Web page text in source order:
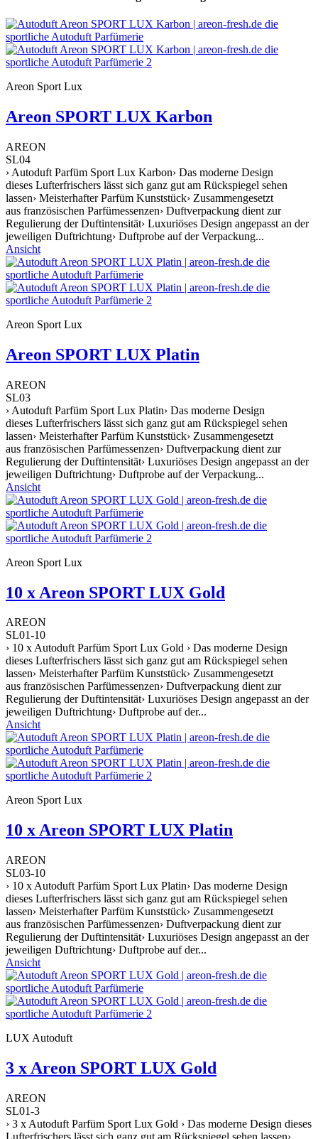
Areon Sport Lux
Areon SPORT LUX Karbon
AREON
SL04
› Autoduft Parfüm Sport Lux Karbon› Das moderne Design
dieses Lufterfrischers lässt sich ganz gut am Rückspiegel sehen
lassen› Meisterhafter Parfüm Kunststück› Zusammengesetzt
aus französischen Parfümessenzen› Duftverpackung dient zur
Regulierung der Duftintensität› Luxuriöses Design angepasst an der
jeweiligen Duftrichtung› Duftprobe auf der Verpackung...
Ansicht
Areon Sport Lux
Areon SPORT LUX Platin
AREON
SL03
› Autoduft Parfüm Sport Lux Platin› Das moderne Design
dieses Lufterfrischers lässt sich ganz gut am Rückspiegel sehen
lassen› Meisterhafter Parfüm Kunststück› Zusammengesetzt
aus französischen Parfümessenzen› Duftverpackung dient zur
Regulierung der Duftintensität› Luxuriöses Design angepasst an der
jeweiligen Duftrichtung› Duftprobe auf der Verpackung...
Ansicht
Areon Sport Lux
10 x Areon SPORT LUX Gold
AREON
SL01-10
› 10 x Autoduft Parfüm Sport Lux Gold › Das moderne Design
dieses Lufterfrischers lässt sich ganz gut am Rückspiegel sehen
lassen› Meisterhafter Parfüm Kunststück› Zusammengesetzt
aus französischen Parfümessenzen› Duftverpackung dient zur
Regulierung der Duftintensität› Luxuriöses Design angepasst an der
jeweiligen Duftrichtung› Duftprobe auf der...
Ansicht
Areon Sport Lux
10 x Areon SPORT LUX Platin
AREON
SL03-10
› 10 x Autoduft Parfüm Sport Lux Platin› Das moderne Design
dieses Lufterfrischers lässt sich ganz gut am Rückspiegel sehen
lassen› Meisterhafter Parfüm Kunststück› Zusammengesetzt
aus französischen Parfümessenzen› Duftverpackung dient zur
Regulierung der Duftintensität› Luxuriöses Design angepasst an der
jeweiligen Duftrichtung› Duftprobe auf der...
Ansicht
LUX Autoduft
3 x Areon SPORT LUX Gold
AREON
SL01-3
› 3 x Autoduft Parfüm Sport Lux Gold › Das moderne Design dieses
Lufterfrischers lässt sich ganz gut am Rückspiegel sehen lassen›